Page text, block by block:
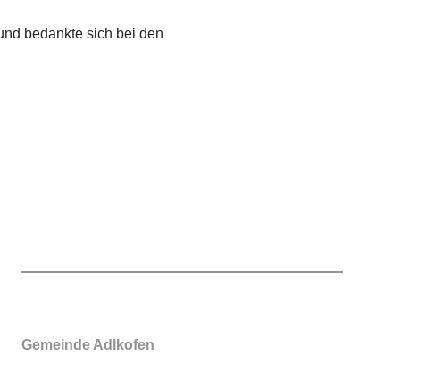
bedankte sich bei den
Gemeinde Adlkofen